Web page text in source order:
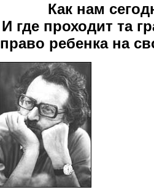
Как нам
И где проходит та
право ребенка на